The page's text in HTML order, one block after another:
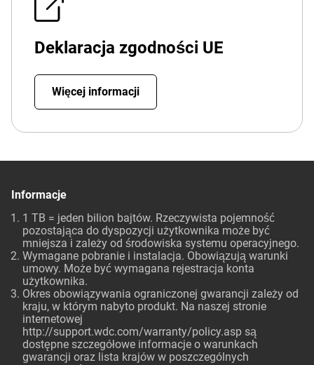
Deklaracja zgodności UE
Więcej informacji
Informacje
1 TB = jeden bilion bajtów. Rzeczywista pojemność
pozostająca do dyspozycji użytkownika może być
mniejsza i zależy od środowiska systemu operacyjnego.
Wymagane pobranie i instalacja. Obowiązują warunki
umowy. Może być wymagana rejestracja konta
użytkownika.
Okres obowiązywania ograniczonej gwarancji zależy od
kraju, w którym nabyto produkt. Na naszej stronie
internetowej
http://support.wdc.com/warranty/policy.asp są
dostępne szczegółowe informacje o warunkach
gwarancji oraz lista krajów w poszczególnych